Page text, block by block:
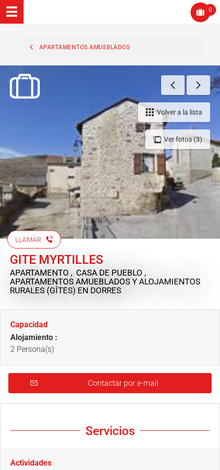
0
APARTAMENTOS AMUEBLADOS
Ver fotos (3)
Volver a la lista
LLAMAR
GITE MYRTILLES
APARTAMENTO , CASA DE PUEBLO ,
APARTAMENTOS AMUEBLADOS Y ALOJAMIENTOS
RURALES (GÎTES) EN DORRES
Capacidad
Alojamiento :
2 Persona(s)
Contactar por e-mail
Servicios
Actividades